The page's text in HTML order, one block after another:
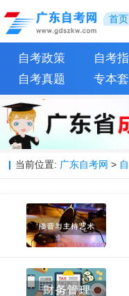
首页
自考政策 自考
自考真题
专本
当前位置: 广东自考网 >